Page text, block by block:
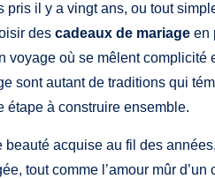
il y a vingt ans, ou tout
des cadeaux de mariage en
voyage où se mêlent complicité
sont autant de traditions qui
étape à construire ensemble.
acquise au fil des
tout comme l’amour mûr